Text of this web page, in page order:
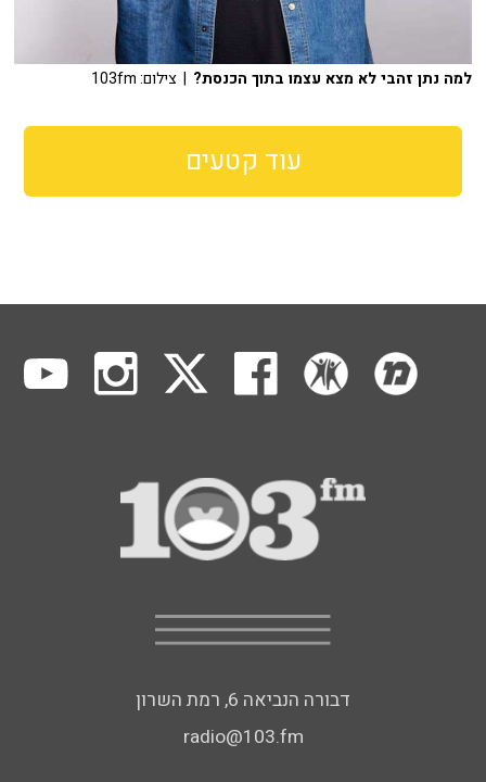
למה נתן זהבי לא מצא עצמו בתוך הכנסת? | צילום: 103fm
עוד קטעים
דבורה הנביאה 6, רמת השרון
radio@103.fm